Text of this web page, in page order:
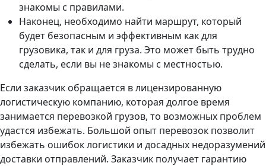
знакомы с правилами.
Наконец, необходимо найти маршрут, который
будет безопасным и эффективным как для
грузовика, так и для груза. Это может быть трудно
сделать, если вы не знакомы с местностью.
Если заказчик обращается в лицензированную
логистическую компанию, которая долгое время
занимается перевозкой грузов, то возможных проблем
удастся избежать. Большой опыт перевозок позволит
избежать ошибок логистики и досадных недоразумений
доставки отправлений. Заказчик получает гарантию